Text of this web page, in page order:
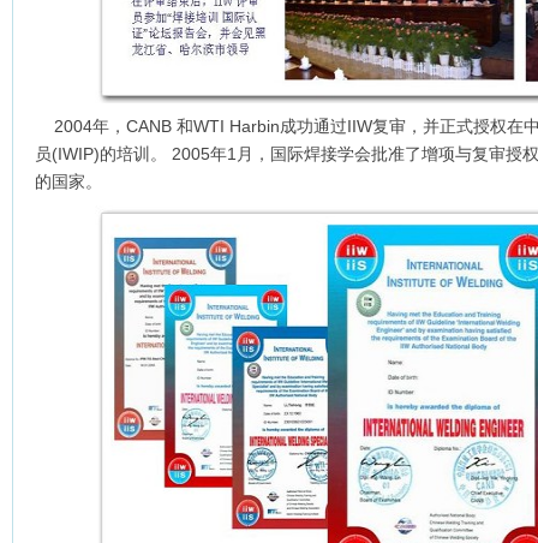
2004年，CANB 和WTI Harbin成功通过IIW复审，并正式授权在
员(IWIP)的培训。 2005年1月，国际焊接学会批准了增项与复审授
的国家。